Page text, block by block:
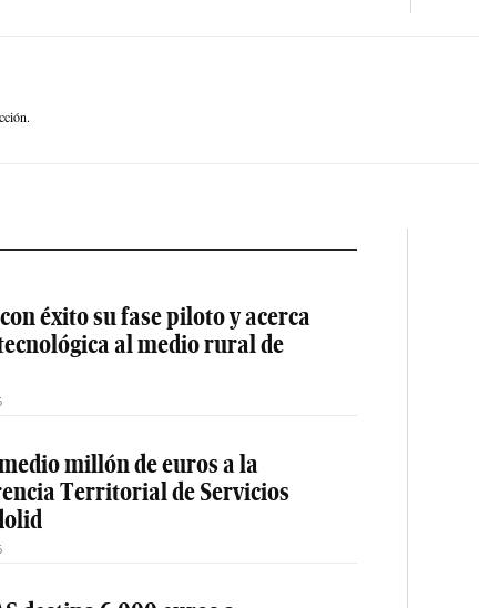
éxito su fase piloto y acerca
al medio rural de
millón de euros a la
Territorial de Servicios